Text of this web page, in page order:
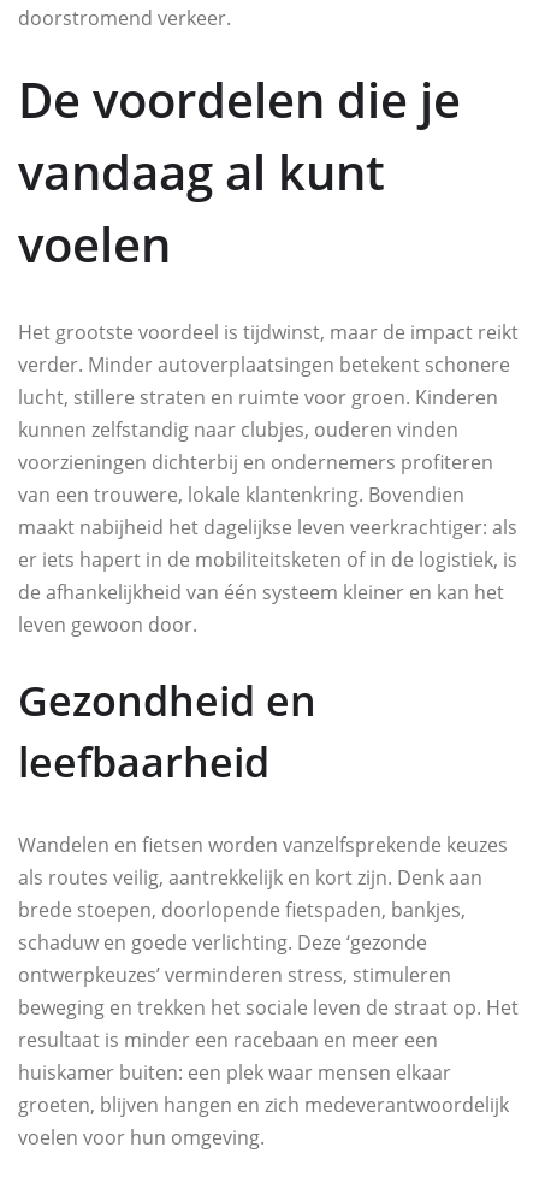
doorstromend verkeer.
De voordelen die je
vandaag al kunt
voelen
Het grootste voordeel is tijdwinst, maar de impact reikt
verder. Minder autoverplaatsingen betekent schonere
lucht, stillere straten en ruimte voor groen. Kinderen
kunnen zelfstandig naar clubjes, ouderen vinden
voorzieningen dichterbij en ondernemers profiteren
van een trouwere, lokale klantenkring. Bovendien
maakt nabijheid het dagelijkse leven veerkrachtiger: als
er iets hapert in de mobiliteitsketen of in de logistiek, is
de afhankelijkheid van één systeem kleiner en kan het
leven gewoon door.
Gezondheid en
leefbaarheid
Wandelen en fietsen worden vanzelfsprekende keuzes
als routes veilig, aantrekkelijk en kort zijn. Denk aan
brede stoepen, doorlopende fietspaden, bankjes,
schaduw en goede verlichting. Deze ‘gezonde
ontwerpkeuzes’ verminderen stress, stimuleren
beweging en trekken het sociale leven de straat op. Het
resultaat is minder een racebaan en meer een
huiskamer buiten: een plek waar mensen elkaar
groeten, blijven hangen en zich medeverantwoordelijk
voelen voor hun omgeving.